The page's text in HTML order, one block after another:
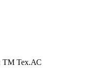
ТМ Тех.АС